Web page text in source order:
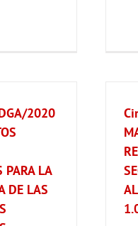
2020
PARA LA
DE LAS